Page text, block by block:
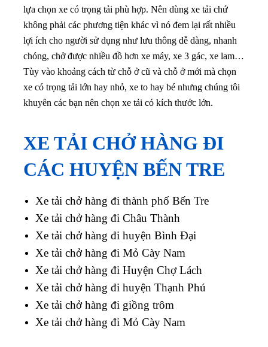
lựa chọn xe có trọng tải phù hợp. Nên dùng xe tải chứ
không phải các phương tiện khác vì nó đem lại rất nhiều
lợi ích cho người sử dụng như lưu thông dễ dàng, nhanh
chóng, chở được nhiều đồ hơn xe máy, xe 3 gác, xe lam…
Tùy vào khoảng cách từ chỗ ở cũ và chỗ ở mới mà chọn
xe có trọng tải lớn hay nhỏ, xe to hay bé nhưng chúng tôi
khuyên các bạn nên chọn xe tải có kích thước lớn.
XE TẢI CHỞ HÀNG ĐI
CÁC HUYỆN BẾN TRE
Xe tải chở hàng đi thành phố Bến Tre
Xe tải chở hàng đi Châu Thành
Xe tải chở hàng đi huyện Bình Đại
Xe tải chở hàng đi Mỏ Cày Nam
Xe tải chở hàng đi Huyện Chợ Lách
Xe tải chở hàng đi huyện Thạnh Phú
Xe tải chở hàng đi giồng trôm
Xe tải chở hàng đi Mỏ Cày Nam